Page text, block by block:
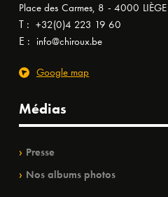
Place des Carmes, 8 - 4000 LIÈGE
T : +32(0)4 223 19 60
E : info@chiroux.be
Google map
Médias
Presse
Nos albums photos